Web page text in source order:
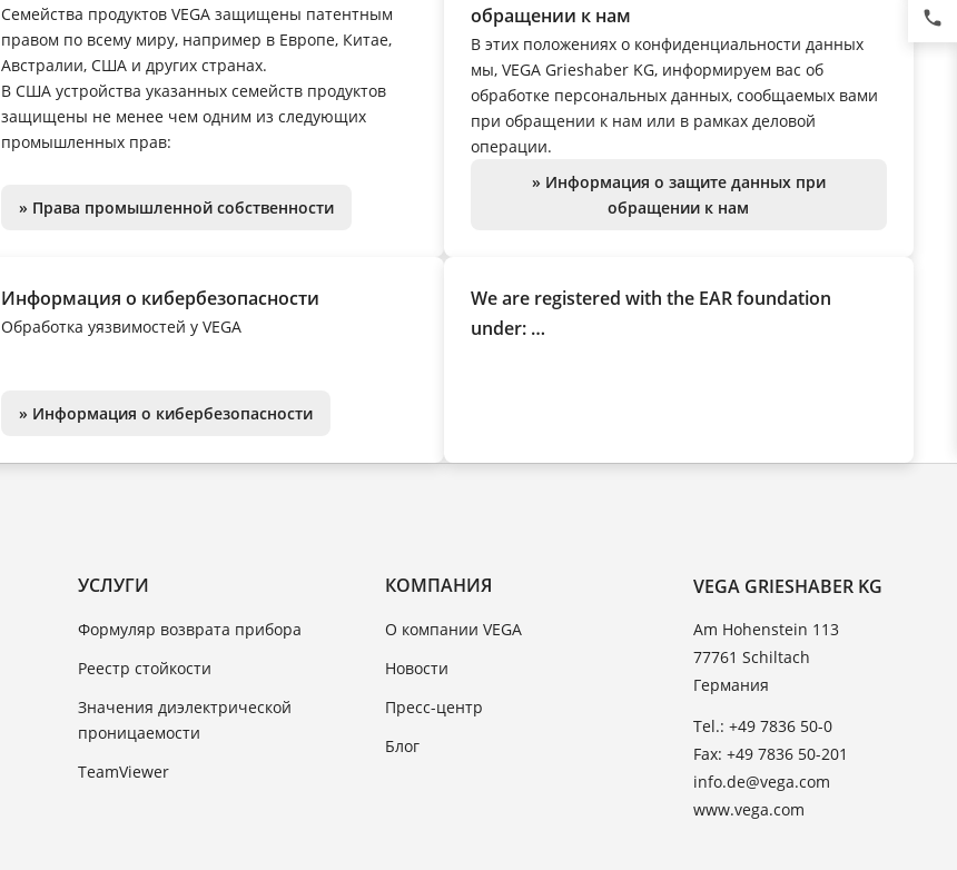
Семейства продуктов VEGA защищены патентным
правом по всему миру, например в Европе, Китае,
Австралии, США и других странах.
В США устройства указанных семейств продуктов
защищены не менее чем одним из следующих
промышленных прав:
» Права промышленной собственности
обращении к нам
В этих положениях о конфиденциальности данных
мы, VEGA Grieshaber KG, информируем вас об
обработке персональных данных, сообщаемых вами
при обращении к нам или в рамках деловой
операции.
» Информация о защите данных при
обращении к нам
Информация о кибербезопасности
Обработка уязвимостей у VEGA
» Информация о кибербезопасности
We are registered with the EAR foundation
under:
УСЛУГИ
Формуляр возврата прибора
Реестр стойкости
Значения диэлектрической
проницаемости
TeamViewer
КОМПАНИЯ
О компании VEGA
Новости
Пресс-центр
Блог
VEGA GRIESHABER KG
Am Hohenstein 113
77761 Schiltach
Германия
Tel.: +49 7836 50-0
Fax: +49 7836 50-201
info.de@vega.com
www.vega.com
phone